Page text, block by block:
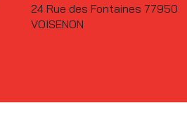
24 Rue des Fontaines 77950
VOISENON